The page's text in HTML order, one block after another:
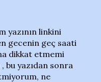
yazının linkini
gecenin geç saati
dikkat etmemi
bu yazıdan sonra
ne